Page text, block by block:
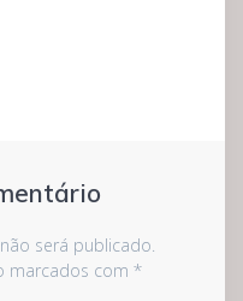
será publicado.
marcados com *